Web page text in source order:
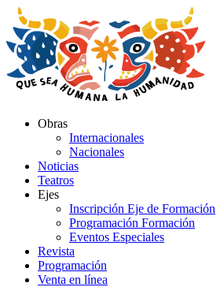
al
contenido
Obras
Internacionales
Nacionales
Noticias
Teatros
Ejes
Inscripción Eje de Formación
Programación Formación
Eventos Especiales
Revista
Programación
Venta en línea